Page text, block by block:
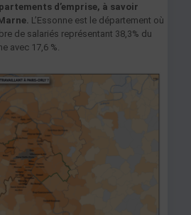
d’emprise, à savoir
L’Essonne est le département où
de salariés représentant 38,3% du
avec 17,6 %.